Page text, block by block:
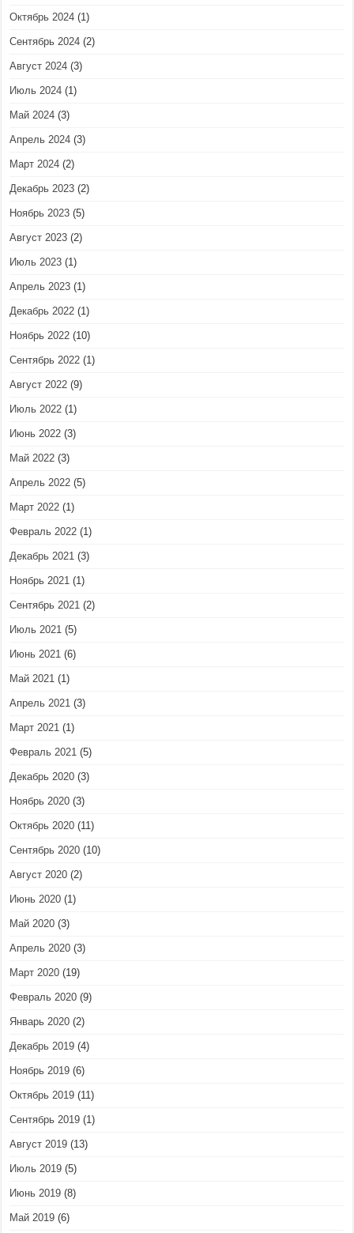
Октябрь 2024 (1)
Сентябрь 2024 (2)
Август 2024 (3)
Июль 2024 (1)
Май 2024 (3)
Апрель 2024 (3)
Март 2024 (2)
Декабрь 2023 (2)
Ноябрь 2023 (5)
Август 2023 (2)
Июль 2023 (1)
Апрель 2023 (1)
Декабрь 2022 (1)
Ноябрь 2022 (10)
Сентябрь 2022 (1)
Август 2022 (9)
Июль 2022 (1)
Июнь 2022 (3)
Май 2022 (3)
Апрель 2022 (5)
Март 2022 (1)
Февраль 2022 (1)
Декабрь 2021 (3)
Ноябрь 2021 (1)
Сентябрь 2021 (2)
Июль 2021 (5)
Июнь 2021 (6)
Май 2021 (1)
Апрель 2021 (3)
Март 2021 (1)
Февраль 2021 (5)
Декабрь 2020 (3)
Ноябрь 2020 (3)
Октябрь 2020 (11)
Сентябрь 2020 (10)
Август 2020 (2)
Июнь 2020 (1)
Май 2020 (3)
Апрель 2020 (3)
Март 2020 (19)
Февраль 2020 (9)
Январь 2020 (2)
Декабрь 2019 (4)
Ноябрь 2019 (6)
Октябрь 2019 (11)
Сентябрь 2019 (1)
Август 2019 (13)
Июль 2019 (5)
Июнь 2019 (8)
Май 2019 (6)